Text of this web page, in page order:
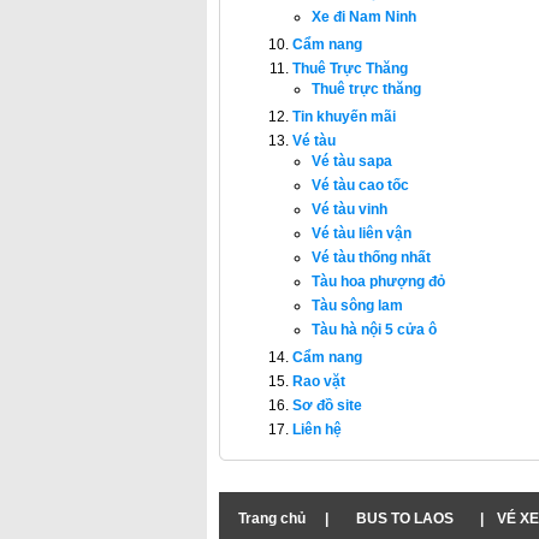
Xe đi Nam Ninh
Cẩm nang
Thuê Trực Thăng
Thuê trực thăng
Tin khuyến mãi
Vé tàu
Vé tàu sapa
Vé tàu cao tốc
Vé tàu vinh
Vé tàu liên vận
Vé tàu thống nhất
Tàu hoa phượng đỏ
Tàu sông lam
Tàu hà nội 5 cửa ô
Cẩm nang
Rao vặt
Sơ đồ site
Liên hệ
Trang chủ BUS TO LAOS VÉ XE